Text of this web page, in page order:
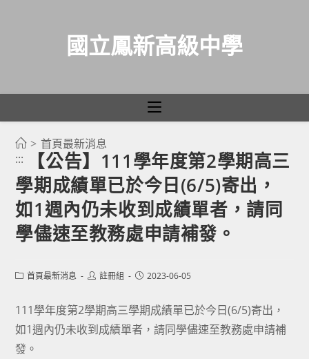
國立鳳新高級中學
> 首頁最新消息
:::
【公告】111學年度第2學期高三
學期成績單已於今日(6/5)寄出，
如1週內仍未收到成績單者，請同
學儘速至教務處申請補發。
Post首頁最新消息
Post註冊組
Post2023-06-05
111學年度第2學期高三學期成績單已於今日(6/5)寄出，
如1週內仍未收到成績單者，請同學儘速至教務處申請補
發。